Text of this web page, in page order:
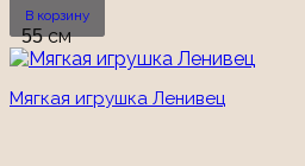
В корзину
55 см
Мягкая игрушка Ленивец